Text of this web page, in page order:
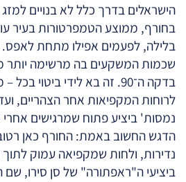
הישראלים בדרך כלל לא בנויים למזג
בלילה, לפעמים אפילו מתחת לאפס.
שכמות המשקעים בה מרשימה יותר
בדקה ה־90. זה בא לידי ביטוי
לרוחות המקפיאות אחר הצהריים,
נמסות' ביציע פתוח שמרגישים
הדגש החשוב באמת: החורף כאן
נדירות, ולחות שמקפיאה עמוק
ביציעי ה"ראפתורה" של סן סירו,